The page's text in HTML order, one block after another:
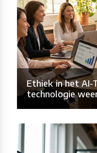
Ethiek in het AI-
technologie